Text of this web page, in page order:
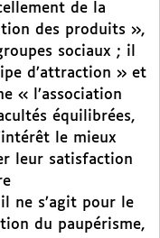
de la
des produits »,
sociaux ; il
d’attraction » et
« l’association
équilibrées,
le mieux
leur satisfaction
ne s’agit pour le
du paupérisme,